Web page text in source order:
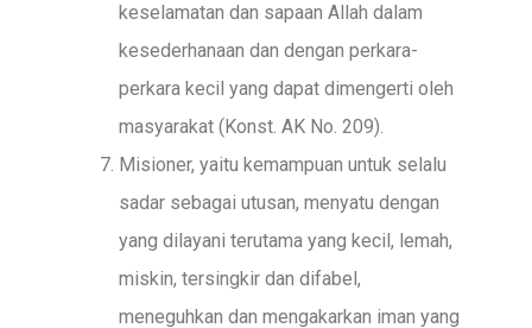
keselamatan dan sapaan Allah dalam
kesederhanaan dan dengan perkara-
perkara kecil yang dapat dimengerti oleh
masyarakat (Konst. AK No. 209).
Misioner, yaitu kemampuan untuk selalu
sadar sebagai utusan, menyatu dengan
yang dilayani terutama yang kecil, lemah,
miskin, tersingkir dan difabel,
meneguhkan dan mengakarkan iman yang